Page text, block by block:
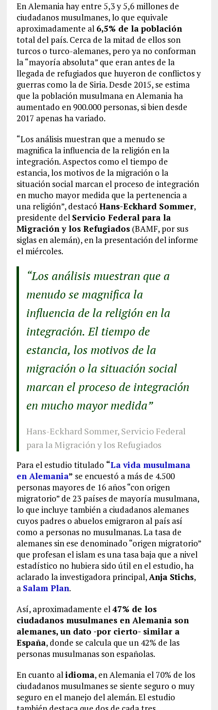
En Alemania hay entre 5,3 y 5,6 millones de
ciudadanos musulmanes, lo que equivale
aproximadamente al 6,5% de la población
total del país. Cerca de la mitad de ellos son
turcos o turco-alemanes, pero ya no conforman
la “mayoría absoluta” que eran antes de la
llegada de refugiados que huyeron de conflictos y
guerras como la de Siria. Desde 2015, se estima
que la población musulmana en Alemania ha
aumentado en 900.000 personas, si bien desde
2017 apenas ha variado.
“Los análisis muestran que a menudo se
magnifica la influencia de la religión en la
integración. Aspectos como el tiempo de
estancia, los motivos de la migración o la
situación social marcan el proceso de integración
en mucho mayor medida que la pertenencia a
una religión”, destacó Hans-Eckhard Sommer,
presidente del Servicio Federal para la
Migración y los Refugiados(BAMF, por sus
siglas en alemán), en la presentación del informe
el miércoles.
“Los análisis muestran que a
menudo se magnifica la
influencia de la religión en la
integración. El tiempo de
estancia, los motivos de la
migración o la situación social
marcan el proceso de integración
en mucho mayor medida”
Hans-Eckhard Sommer, Servicio Federal
para la Migración y los Refugiados
Para el estudio titulado “La vida musulmana
en Alemania” se encuestó a más de 4.500
personas mayores de 16 años “con origen
migratorio” de 23 países de mayoría musulmana,
lo que incluye también a ciudadanos alemanes
cuyos padres o abuelos emigraron al país así
como a personas no musulmanas. La tasa de
alemanes sin ese denominado “origen migratorio”
que profesan el islam es una tasa baja que a nivel
estadístico no hubiera sido útil en el estudio, ha
aclarado la investigadora principal,Anja Stichs,
a Salam Plan.
Así, aproximadamente el47% de los
ciudadanos musulmanes en Alemania son
alemanes, un dato -por cierto- similar a
España, donde se calcula que un 42% de las
personas musulmanas son españolas.
En cuanto alidioma, en Alemania el 70% de los
ciudadanos musulmanes se siente seguro o muy
seguro en el manejo del alemán. El estudio